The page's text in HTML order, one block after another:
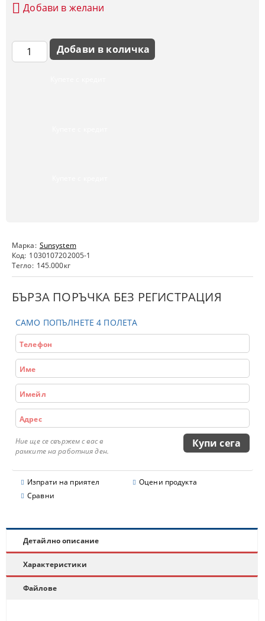
Марка: Sunsystem
Код: 1030107202005-1
Тегло: 145.000кг
БЪРЗА ПОРЪЧКА БЕЗ РЕГИСТРАЦИЯ
САМО ПОПЪЛНЕТЕ 4 ПОЛЕТА
Ние ще се свържем с вас в
рамките на работния ден.
Изпрати на приятел
Оцени продукта
Сравни
Добави в желани
Детайлно описание
Характеристики
Файлове